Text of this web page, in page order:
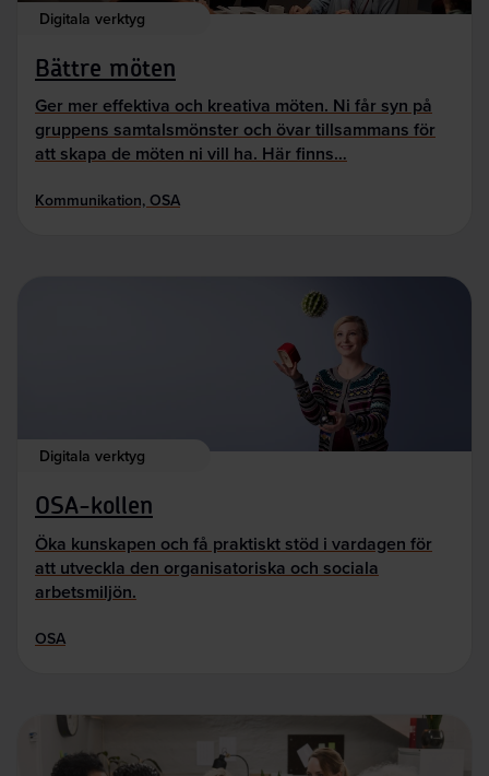
Digitala verktyg
Bättre möten
Ger mer effektiva och kreativa möten. Ni får syn på
gruppens samtalsmönster och övar tillsammans för
att skapa de möten ni vill ha. Här finns…
Kommunikation, OSA
Digitala verktyg
OSA-kollen
Öka kunskapen och få praktiskt stöd i vardagen för
att utveckla den organisatoriska och sociala
arbetsmiljön.
OSA